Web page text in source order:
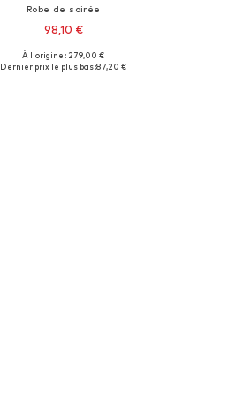
Robe de soirée
98,10 €
Tailles disponibles: 34
À l'origine : 279,00 €
Dernier prix le plus bas :87,20 €